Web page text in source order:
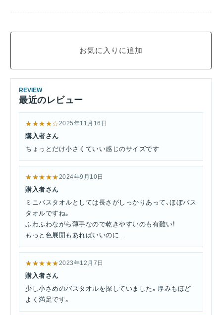
REVIEW
最近のレビュー
★★★★☆2025年11月16日
購入者さん
ちょっとだけ小さくていい感じのサイズです
★★★★★2024年9月10日
購入者さん
ミニバスタオルとしては長さがしっかりあって、ほぼバス
タオルですね。
ふわふわながら薄手なので乾きやすいのも有難い！
もっと色展開もあればいいのに…
★★★★★2023年12月7日
購入者さん
少し小さめのバスタオルを探していました。厚みもほど
よく満足です。